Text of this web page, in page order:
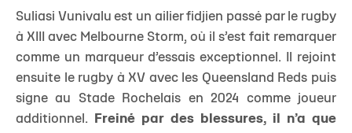
Suliasi Vunivalu est un ailier fidjien passé par le rugby
à XIII avec Melbourne Storm, où il s’est fait remarquer
comme un marqueur d’essais exceptionnel. Il rejoint
ensuite le rugby à XV avec les Queensland Reds puis
signe au Stade Rochelais en 2024 comme joueur
additionnel.
Freiné par des blessures, il n’a que